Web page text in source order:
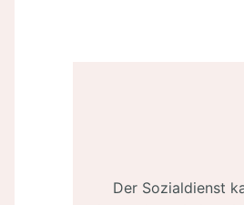
Der Sozialdienst